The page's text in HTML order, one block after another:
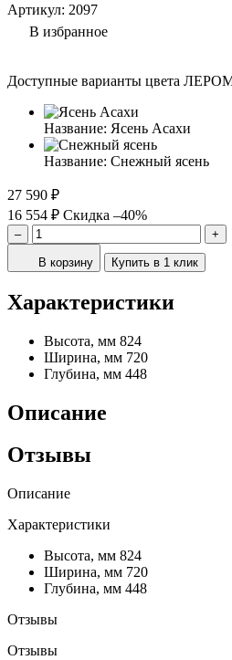
Артикул: 2097
В избранное
Доступные варианты цвета
Название: Ясень Асахи
Название: Снежный ясень
27 590 ₽
16 554 ₽ Скидка –40%
– +
В корзину Купить в 1 клик
Характеристики
Высота, мм 824
Ширина, мм 720
Глубина, мм 448
Описание
Отзывы
Описание
Характеристики
Высота, мм 824
Ширина, мм 720
Глубина, мм 448
Отзывы
Отзывы